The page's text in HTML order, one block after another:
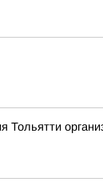
Тольятти